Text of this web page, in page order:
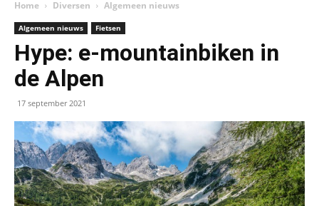
Home Diversen Algemeen nieuws
Algemeen nieuws Fietsen
Hype: e-mountainbiken in
de Alpen
17 september 2021